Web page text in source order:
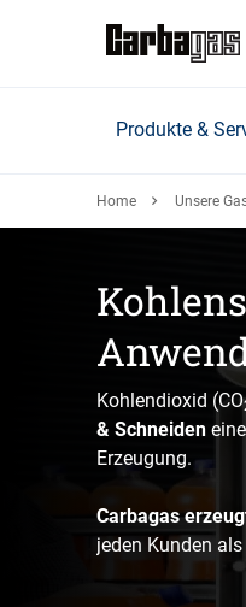
Produkte &
Home Unsere
Kohlendioxid (CO
& Schneiden
Erzeugung.
Carbagas
jeden Kunden